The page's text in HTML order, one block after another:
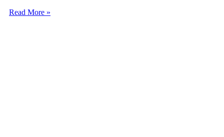
Read More »